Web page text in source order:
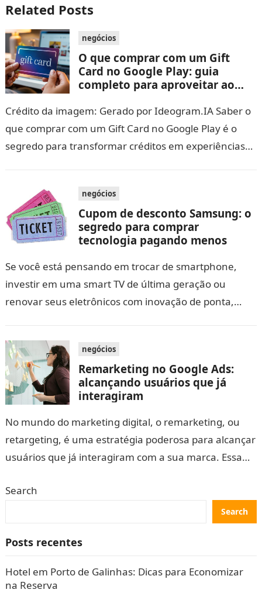
Related Posts
negócios
O que comprar com um Gift
Card no Google Play: guia
completo para aproveitar ao
Crédito da imagem: Gerado por Ideogram.IA Saber o
que comprar com um Gift Card no Google Play é o
segredo para transformar créditos em experiências
negócios
Cupom de desconto Samsung: o
segredo para comprar
tecnologia pagando menos
Se você está pensando em trocar de smartphone,
investir em uma smart TV de última geração ou
renovar seus eletrônicos com inovação de ponta,
negócios
Remarketing no Google Ads:
alcançando usuários que já
interagiram
No mundo do marketing digital, o remarketing, ou
retargeting, é uma estratégia poderosa para alcançar
usuários que já interagiram com a sua marca. Essa
Search
Search
Posts recentes
Hotel em Porto de Galinhas: Dicas para Economizar
na Reserva